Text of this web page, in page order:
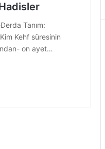
Tanım:
Kehf süresinin
on ayet…